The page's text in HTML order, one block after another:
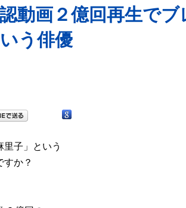
動画２億回再生で
う俳優
子」という
か？